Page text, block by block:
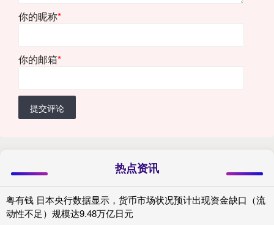
你的昵称*
你的邮箱*
提交评论
热点资讯
粤有钱 日本央行数据显示，货币市场状况预计出现资金缺口（流
动性不足）规模达9.48万亿日元